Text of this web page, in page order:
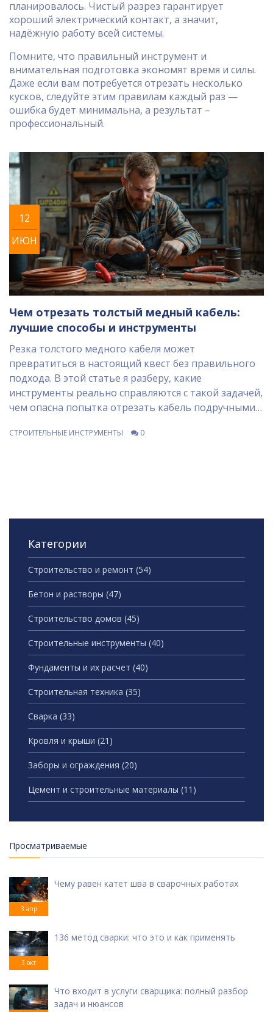
планировалось. Чистый разрез гарантирует
хороший электрический контакт, а значит,
надёжную работу всей системы.
Помните, что правильный инструмент и
внимательная подготовка экономят время и силы.
Даже если вам потребуется отрезать несколько
кусков, следуйте этим правилам каждый раз —
ошибка будет минимальна, а результат –
профессиональный.
12
ИЮН
Чем отрезать толстый медный кабель:
лучшие способы и инструменты
Резка толстого медного кабеля может
превратиться в настоящий квест без правильного
подхода. В этой статье я разберу, какие
инструменты реально справляются с такой задачей,
чем опасна попытка отрезать кабель подручными
чтобы не испортить инструмент и не пораниться.
СТРОИТЕЛЬНЫЕ ИНСТРУМЕНТЫ 0
Категории
Строительство и ремонт (54)
Бетон и растворы (47)
Строительство домов (45)
Строительные инструменты (40)
Фундаменты и их расчет (40)
Строительная техника (35)
Сварка (33)
Кровля и крыши (21)
Заборы и ограждения (20)
Цемент и строительные материалы (11)
Просматриваемые
3 апр
Чему равен катет шва в сварочных работах
3 окт
136 метод сварки: что это и как применять
Что входит в услуги сварщика: полный разбор
задач и нюансов